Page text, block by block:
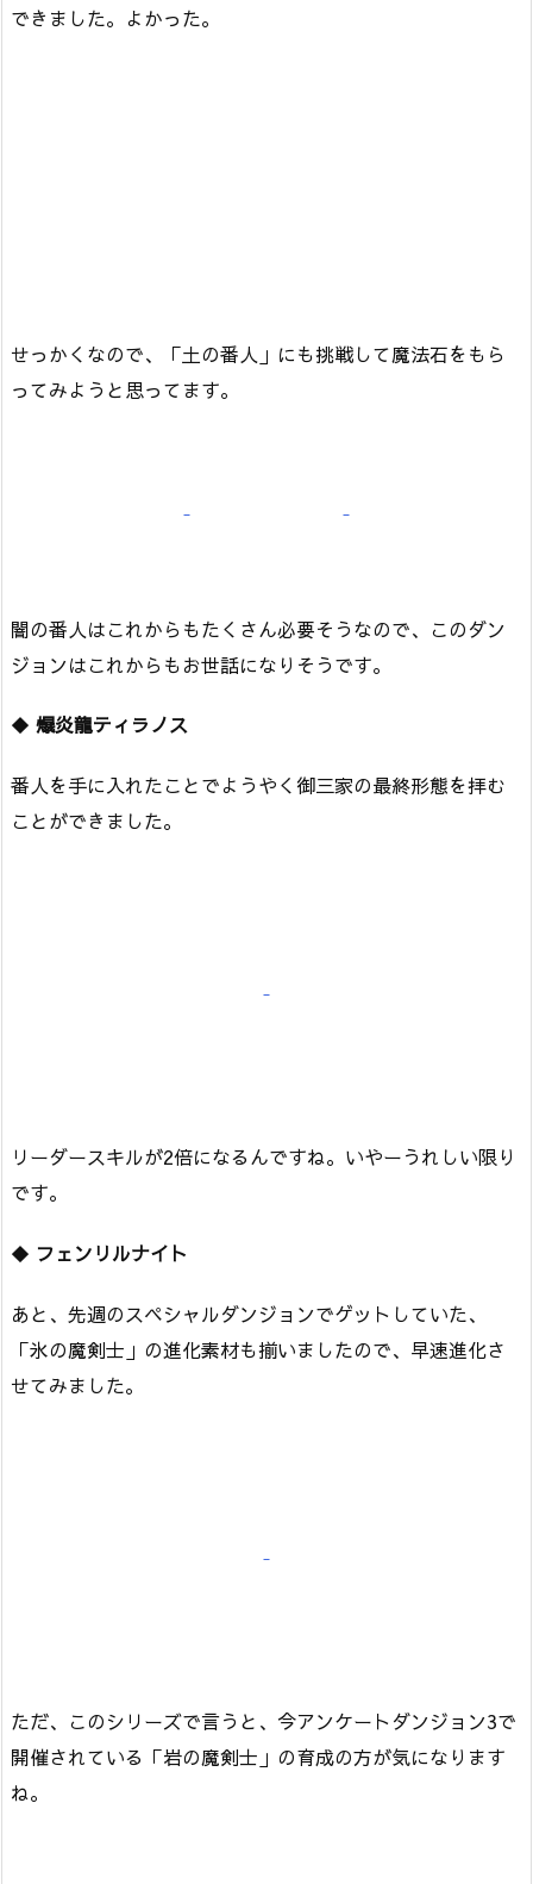
できました。よかった。
せっかくなので、「土の番人」にも挑戦して魔法石をもら
ってみようと思ってます。
闇の番人はこれからもたくさん必要そうなので、このダン
ジョンはこれからもお世話になりそうです。
◆ 爆炎龍ティラノス
番人を手に入れたことでようやく御三家の最終形態を拝む
ことができました。
リーダースキルが2倍になるんですね。いやーうれしい限り
です。
◆ フェンリルナイト
あと、先週のスペシャルダンジョンでゲットしていた、
「氷の魔剣士」の進化素材も揃いましたので、早速進化さ
せてみました。
ただ、このシリーズで言うと、今アンケートダンジョン3で
開催されている「岩の魔剣士」の育成の方が気になります
ね。